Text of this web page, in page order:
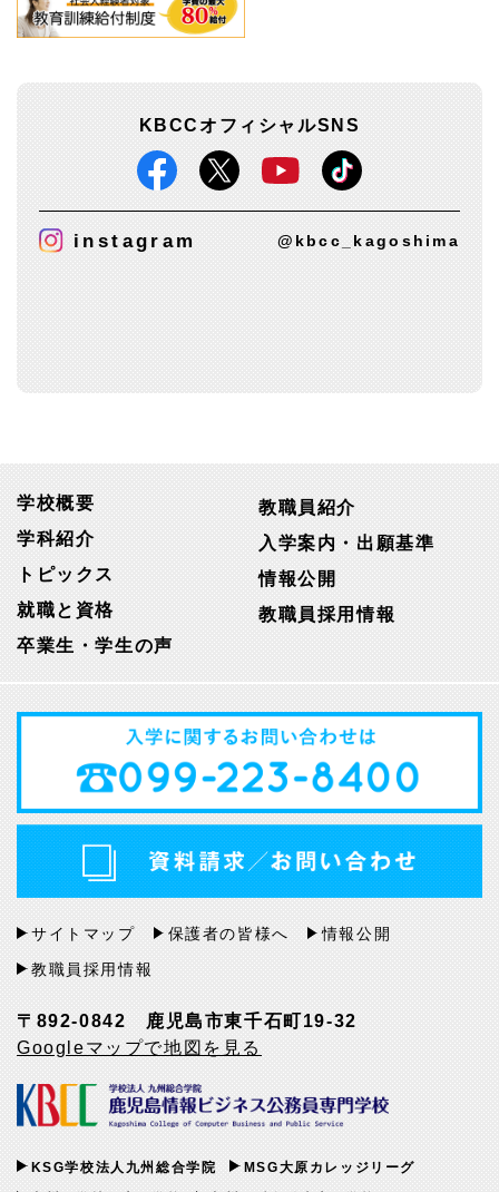
KBCCオフィシャルSNS
instagram @kbcc_kagoshima
学校概要
学科紹介
トピックス
就職と資格
卒業生・学生の声
教職員紹介
入学案内・出願基準
情報公開
教職員採用情報
〒892-0842 鹿児島市東千石町19-32
Googleマップで地図を見る
KSG学校法人九州総合学院
MSG大原カレッジリーグ
サイトマップ 保護者の皆様へ
情報公開
教職員採用情報